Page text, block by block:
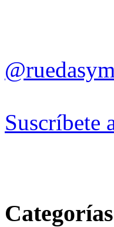
Suscríbete
Categorías